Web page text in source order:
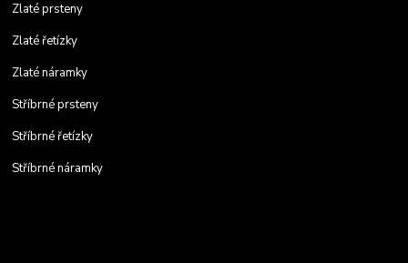
Zlaté prsteny
Zlaté řetízky
Zlaté náramky
Stříbrné prsteny
Stříbrné řetízky
Stříbrné náramky